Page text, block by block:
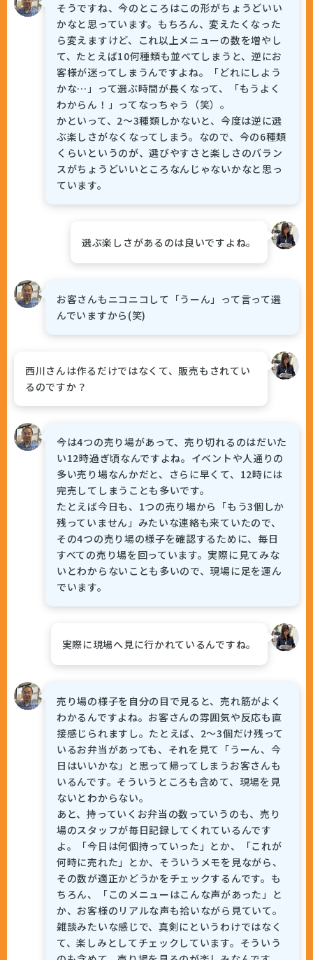
そうですね、今のところはこの形がちょうどいい
かなと思っています。もちろん、変えたくなった
ら変えますけど、これ以上メニューの数を増やし
て、たとえば10何種類も並べてしまうと、逆にお
客様が迷ってしまうんですよね。「どれにしよう
かな…」って選ぶ時間が長くなって、「もうよく
わからん！」ってなっちゃう（笑）。
かといって、2〜3種類しかないと、今度は逆に選
ぶ楽しさがなくなってしまう。なので、今の6種類
くらいというのが、選びやすさと楽しさのバラン
スがちょうどいいところなんじゃないかなと思っ
ています。
選ぶ楽しさがあるのは良いですよね。
お客さんもニコニコして「うーん」って言って選
んでいますから(笑)
西川さんは作るだけではなくて、販売もされてい
るのですか？
今は4つの売り場があって、売り切れるのはだいた
い12時過ぎ頃なんですよね。イベントや人通りの
多い売り場なんかだと、さらに早くて、12時には
完売してしまうことも多いです。
たとえば今日も、1つの売り場から「もう3個しか
残っていません」みたいな連絡も来ていたので、
その4つの売り場の様子を確認するために、毎日
すべての売り場を回っています。実際に見てみな
いとわからないことも多いので、現場に足を運ん
でいます。
実際に現場へ見に行かれているんですね。
売り場の様子を自分の目で見ると、売れ筋がよく
わかるんですよね。お客さんの雰囲気や反応も直
接感じられますし。たとえば、2〜3個だけ残って
いるお弁当があっても、それを見て「うーん、今
日はいいかな」と思って帰ってしまうお客さんも
いるんです。そういうところも含めて、現場を見
ないとわからない。
あと、持っていくお弁当の数っていうのも、売り
場のスタッフが毎日記録してくれているんです
よ。「今日は何個持っていった」とか、「これが
何時に売れた」とか、そういうメモを見ながら、
その数が適正かどうかをチェックするんです。も
ちろん、「このメニューはこんな声があった」と
か、お客様のリアルな声も拾いながら見ていて。
雑談みたいな感じで、真剣にというわけではなく
て、楽しみとしてチェックしています。そういう